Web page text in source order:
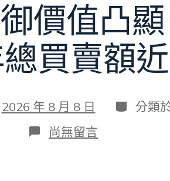
價值凸
買賣額
2026 年 8 月 8 日 分
類
分類
在
〈當
尚無留言